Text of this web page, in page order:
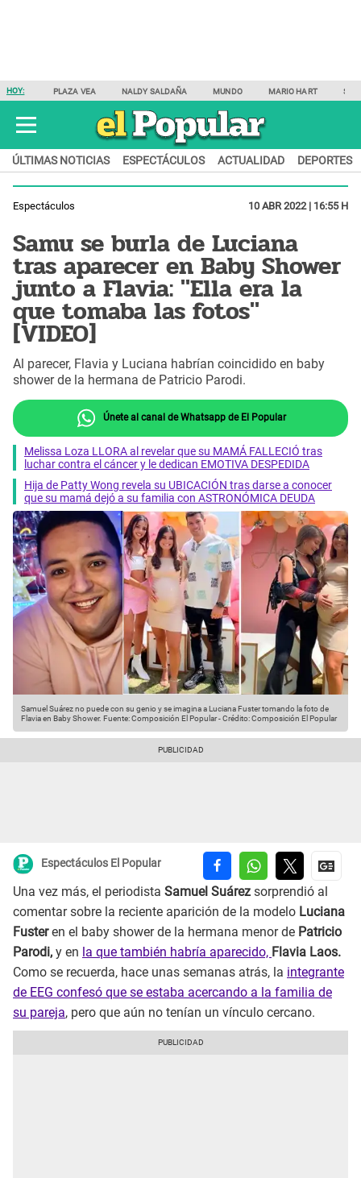
HOY: PLAZA VEA NALDY SALDAÑA MUNDO MARIO HART
ÚLTIMAS NOTICIAS ESPECTÁCULOS ACTUALIDAD DEPORTES
Espectáculos 10 ABR 2022 | 16:55 H
Samu se burla de Luciana
tras aparecer en Baby Shower
junto a Flavia: "Ella era la
que tomaba las fotos"
[VIDEO]
Al parecer, Flavia y Luciana habrían coincidido en baby
shower de la hermana de Patricio Parodi.
Únete al canal de Whatsapp de El Popular
Melissa Loza LLORA al revelar que su MAMÁ FALLECIÓ tras
luchar contra el cáncer y le dedican EMOTIVA DESPEDIDA
Hija de Patty Wong revela su UBICACIÓN tras darse a conocer
que su mamá dejó a su familia con ASTRONÓMICA DEUDA
Samuel Suárez no puede con su genio y se imagina a Luciana Fuster tomando la foto de
Flavia en Baby Shower. Fuente: Composición El Popular-Crédito: Composición El Popular
Espectáculos El Popular
Una vez más, el periodista Samuel Suárez sorprendió al
comentar sobre la reciente aparición de la modelo Luciana
Fusteren el baby shower de la hermana menor de Patricio
Parodi, y en la que también habría aparecido, Flavia Laos.
Como se recuerda, hace unas semanas atrás, la integrante
de EEG confesó que se estaba acercando a la familia de
su pareja, pero que aún no tenían un vínculo cercano.